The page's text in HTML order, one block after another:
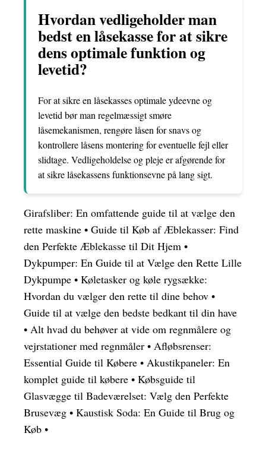
Hvordan vedligeholder man
bedst en låsekasse for at sikre
dens optimale funktion og
levetid?
For at sikre en låsekasses optimale ydeevne og
levetid bør man regelmæssigt smøre
låsemekanismen, rengøre låsen for snavs og
kontrollere låsens montering for eventuelle fejl eller
slidtage. Vedligeholdelse og pleje er afgørende for
at sikre låsekassens funktionsevne på lang sigt.
Girafsliber: En omfattende guide til at vælge den
rette maskine • Guide til Køb af Æblekasser: Find
den Perfekte Æblekasse til Dit Hjem •
Dykpumper: En Guide til at Vælge den Rette Lille
Dykpumpe • Køletasker og køle rygsække:
Hvordan du vælger den rette til dine behov •
Guide til at vælge den bedste bedkant til din have
• Alt hvad du behøver at vide om regnmålere og
vejrstationer med regnmåler • Afløbsrenser:
Essential Guide til Købere • Akustikpaneler: En
komplet guide til købere • Købsguide til
Glasvægge til Badeværelset: Vælg den Perfekte
Brusevæg • Kaustisk Soda: En Guide til Brug og
Køb •